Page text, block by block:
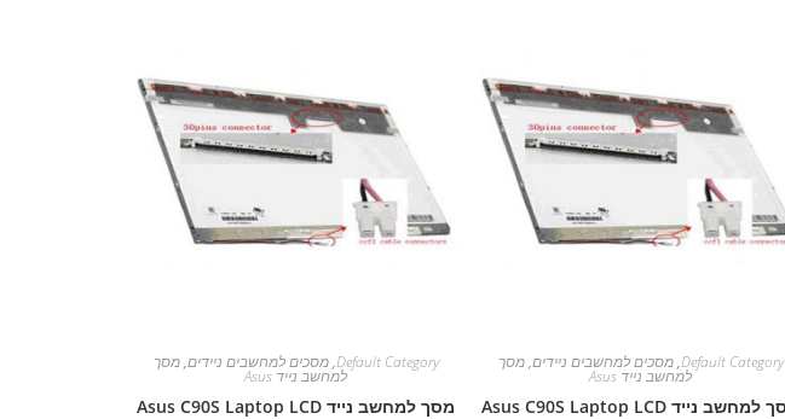
Default Category
,מסכים למחשבים ניידים,מסך
למחשב נייד Asus
מסך למחשב נייד Asus C90S Laptop LCD
Default Category
,מסכים למחשבים ניידים,מסך
למחשב נייד Asus
מסך למחשב נייד Asus C90S Laptop LCD